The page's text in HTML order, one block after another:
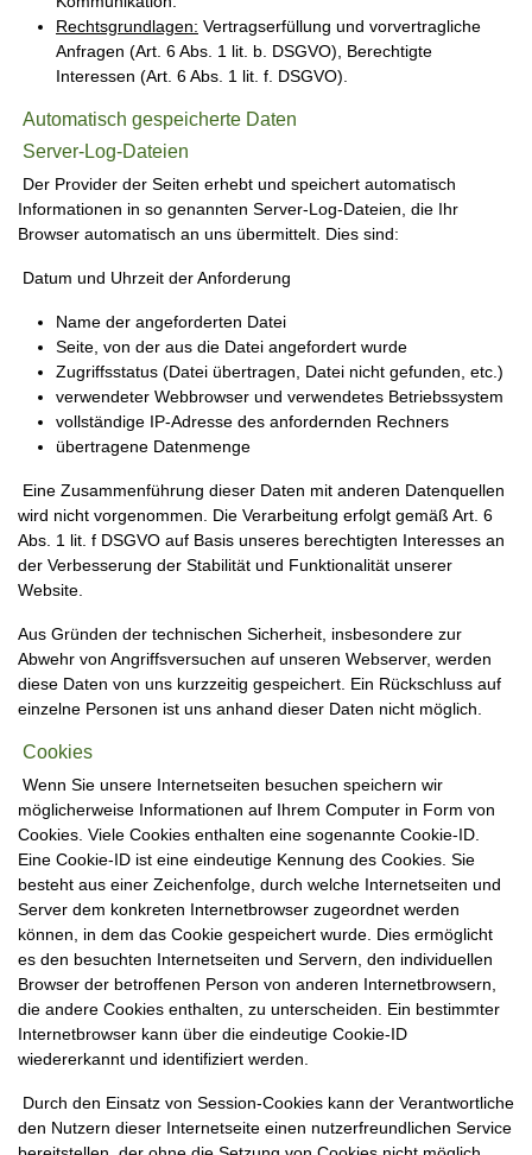
Rechtsgrundlagen: Vertragserfüllung und vorvertragliche
Anfragen (Art. 6 Abs. 1 lit. b. DSGVO), Berechtigte
Interessen (Art. 6 Abs. 1 lit. f. DSGVO).
Automatisch gespeicherte Daten
Server-Log-Dateien
Der Provider der Seiten erhebt und speichert automatisch
Informationen in so genannten Server-Log-Dateien, die Ihr
Browser automatisch an uns übermittelt. Dies sind:
Datum und Uhrzeit der Anforderung
Name der angeforderten Datei
Seite, von der aus die Datei angefordert wurde
Zugriffsstatus (Datei übertragen, Datei nicht gefunden, etc.)
verwendeter Webbrowser und verwendetes Betriebssystem
vollständige IP-Adresse des anfordernden Rechners
übertragene Datenmenge
Eine Zusammenführung dieser Daten mit anderen Datenquellen
wird nicht vorgenommen. Die Verarbeitung erfolgt gemäß Art. 6
Abs. 1 lit. f DSGVO auf Basis unseres berechtigten Interesses an
der Verbesserung der Stabilität und Funktionalität unserer
Website.
Aus Gründen der technischen Sicherheit, insbesondere zur
Abwehr von Angriffsversuchen auf unseren Webserver, werden
diese Daten von uns kurzzeitig gespeichert. Ein Rückschluss auf
einzelne Personen ist uns anhand dieser Daten nicht möglich.
Cookies
Wenn Sie unsere Internetseiten besuchen speichern wir
möglicherweise Informationen auf Ihrem Computer in Form von
Cookies. Viele Cookies enthalten eine sogenannte Cookie-ID.
Eine Cookie-ID ist eine eindeutige Kennung des Cookies. Sie
besteht aus einer Zeichenfolge, durch welche Internetseiten und
Server dem konkreten Internetbrowser zugeordnet werden
können, in dem das Cookie gespeichert wurde. Dies ermöglicht
es den besuchten Internetseiten und Servern, den individuellen
Browser der betroffenen Person von anderen Internetbrowsern,
die andere Cookies enthalten, zu unterscheiden. Ein bestimmter
Internetbrowser kann über die eindeutige Cookie-ID
wiedererkannt und identifiziert werden.
Durch den Einsatz von Session-Cookies kann der Verantwortliche
den Nutzern dieser Internetseite einen nutzerfreundlichen Service